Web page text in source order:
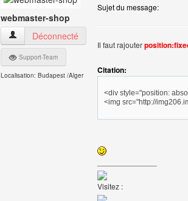
webmaster-shop
webmaster-shop Voir le profil de l'utilisateur
Déconnecté
Support-Team
Localisation: Budapest /Alger
Sujet du message:
Il faut rajouter
Citation:
<div style="position:
<img src="http://
Visitez :